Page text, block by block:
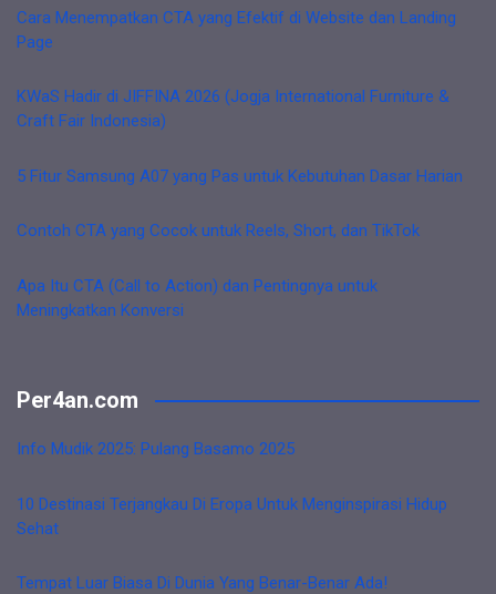
Cara Menempatkan CTA yang Efektif di Website dan Landing
Page
KWaS Hadir di JIFFINA 2026 (Jogja International Furniture &
Craft Fair Indonesia)
5 Fitur Samsung A07 yang Pas untuk Kebutuhan Dasar Harian
Contoh CTA yang Cocok untuk Reels, Short, dan TikTok
Apa Itu CTA (Call to Action) dan Pentingnya untuk
Meningkatkan Konversi
Per4an.com
Info Mudik 2025: Pulang Basamo 2025
10 Destinasi Terjangkau Di Eropa Untuk Menginspirasi Hidup
Sehat
Tempat Luar Biasa Di Dunia Yang Benar-Benar Ada!